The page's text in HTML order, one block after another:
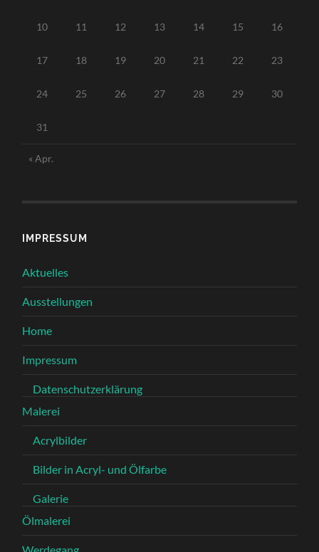
10 11 12 13 14 15 16
17 18 19 20 21 22 23
24 25 26 27 28 29 30
31
« Apr.
IMPRESSUM
Aktuelles
Ausstellungen
Home
Impressum
Datenschutzerklärung
Malerei
Acrylbilder
Bilder in Acryl- und Ölfarbe
Galerie
Ölmalerei